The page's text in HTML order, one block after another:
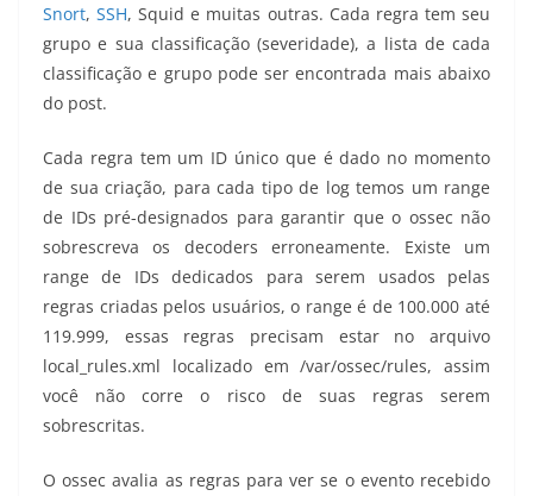
Snort,SSH, Squid e muitas outras. Cada regra tem seu
grupo e sua classificação (severidade), a lista de cada
classificação e grupo pode ser encontrada mais abaixo
do post.
Cada regra tem um ID único que é dado no momento
de sua criação, para cada tipo de log temos um range
de IDs pré-designados para garantir que o ossec não
sobrescreva os decoders erroneamente. Existe um
range de IDs dedicados para serem usados pelas
regras criadas pelos usuários, o range é de 100.000 até
119.999, essas regras precisam estar no arquivo
local_rules.xml localizado em /var/ossec/rules, assim
você não corre o risco de suas regras serem
sobrescritas.
O ossec avalia as regras para ver se o evento recebido